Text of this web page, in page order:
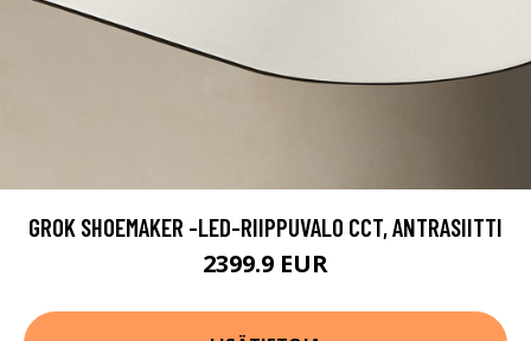
GROK SHOEMAKER -LED-RIIPPUVALO CCT, ANTRASIITTI
2399.9 EUR